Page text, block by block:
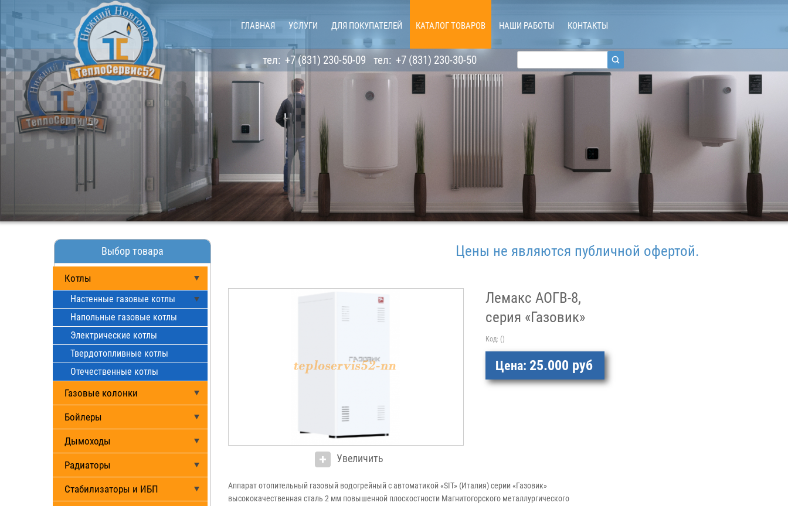
ГЛАВНАЯ УСЛУГИ ДЛЯ ПОКУПАТЕЛЕЙ КАТАЛОГ ТОВАРОВ НАШИ РАБОТЫ КОНТАКТЫ
тел: +7 (831) 230-50-09 тел: +7 (831) 230-30-50
Выбор товара
Котлы
Настенные газовые котлы
Напольные газовые котлы
Электрические котлы
Твердотопливные котлы
Отечественные котлы
Газовые колонки
Бойлеры
Дымоходы
Радиаторы
Стабилизаторы и ИБП
Цены не являются публичной офертой.
Увеличить
Лемакс АОГВ-8,
серия «Газовик»
Код: ()
Цена: 25.000 руб
Аппарат отопительный газовый водогрейный с автоматикой «SIT» (Италия) серии «Газовик»
высококачественная сталь 2 мм повышенной плоскостности Магнитогорского металлургического